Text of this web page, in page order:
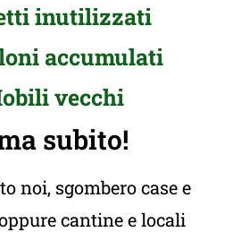
inutilizzati
accumulati
vecchi
subito!
noi, sgombero case e
cantine e locali